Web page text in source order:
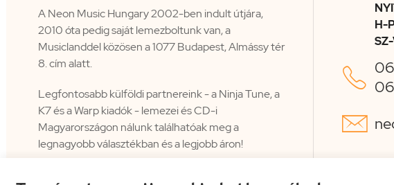
A Neon Music Hungary 2002-ben indult útjára,
2010 óta pedig saját lemezboltunk van, a
Musiclanddel közösen a 1077 Budapest, Almássy tér
8. cím alatt.
Legfontosabb külföldi partnereink - a Ninja Tune, a
K7 és a Warp kiadók - lemezei és CD-i
Magyarországon nálunk találhatóak meg a
legnagyobb választékban és a legjobb áron!
H-

